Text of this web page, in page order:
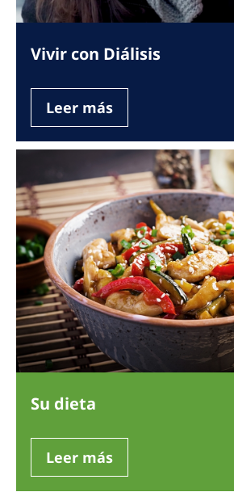
Vivir con Diálisis
Leer más
Su dieta
Leer más